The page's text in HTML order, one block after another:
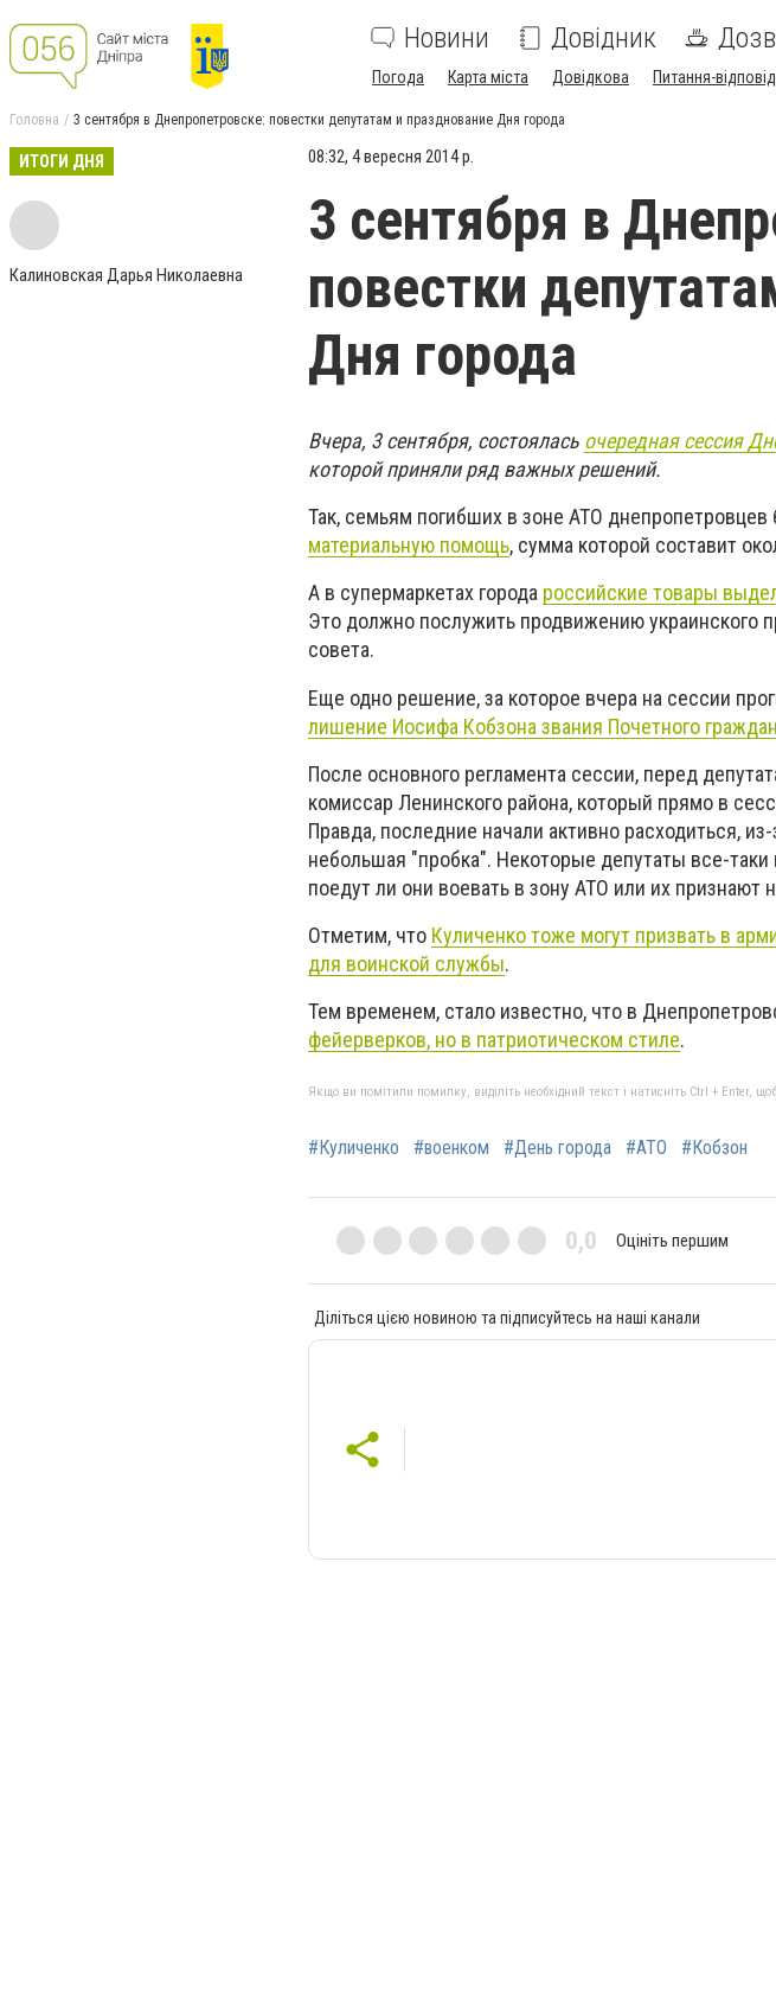
Новини Довідник
Погода Карта міста Довідкова Питання-
Головна 3 сентября в Днепропетровске: повестки депутатам и празднование Дня города
ИТОГИ ДНЯ
Калиновская Дарья Николаевна
08:32, 4 вересня 2014 р.
3 сентября в
повестки
Дня города
Вчера, 3 сентября, состоялась очередная сессия
которой приняли ряд важных решений.
Так, семьям погибших в зоне АТО днепропетровцев
материальную помощь, сумма которой составит
А в супермаркетах города российские товары
Это должно послужить продвижению украинского
совета.
Еще одно решение, за которое вчера на сессии
лишение Иосифа Кобзона звания Почетного
После основного регламента сессии, перед
комиссар Ленинского района, который прямо в
Правда, последние начали активно расходиться,
небольшая "пробка". Некоторые депутаты все-таки
поедут ли они воевать в зону АТО или их признают
Отметим, что Куличенко тоже могут призвать в
для воинской службы.
Тем временем, стало известно, что в
фейерверков, но в патриотическом стиле.
Якщо ви помітили помилку, виділіть необхідний текст і натисніть Ctrl + Enter,
#Куличенко #военком #День города #АТО #Кобзон
0,0 Оцініть першим
Діліться цією новиною та підписуйтесь на наші канали